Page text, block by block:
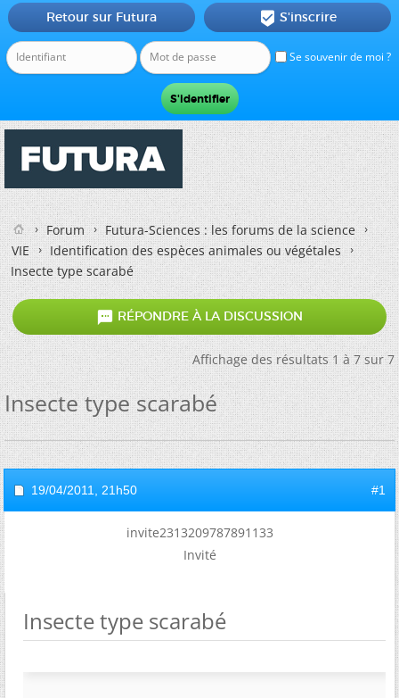
Se souvenir de moi ?
Retour sur Futura  S'inscrire
Forum
Futura-Sciences : les forums de la science
VIE
Identification des espèces animales ou végétales
Insecte type scarabé
 RÉPONDRE À LA DISCUSSION
Affichage des résultats 1 à 7 sur 7
Insecte type scarabé
19/04/2011, 21h50 #1
invite2313209787891133
Invité
Insecte type scarabé